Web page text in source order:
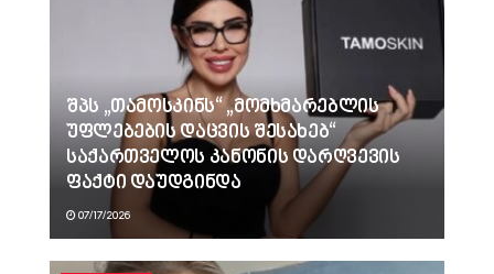
შპს „თამოსკინს“ „მომხმარებლის
უფლებების დაცვის შესახებ“
საქართველოს კანონის დარღვევის
ფაქტი დაუდგინდა
07/17/2026